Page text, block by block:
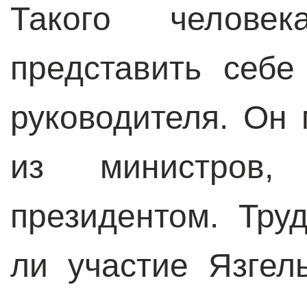
Такого
представить
руководителя.
из
президентом.
ли участие